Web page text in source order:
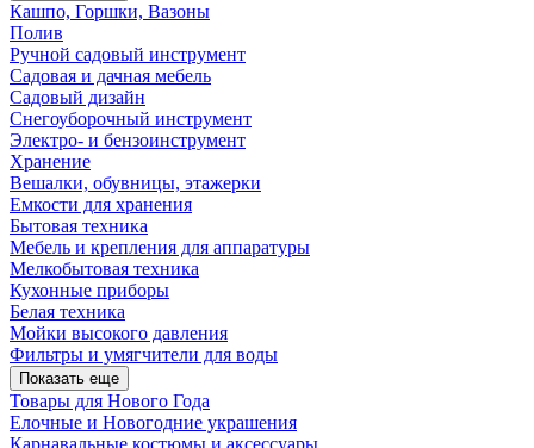
Кашпо, Горшки, Вазоны
Полив
Ручной садовый инструмент
Садовая и дачная мебель
Садовый дизайн
Снегоуборочный инструмент
Электро- и бензоинструмент
Хранение
Вешалки, обувницы, этажерки
Емкости для хранения
Бытовая техника
Мебель и крепления для аппаратуры
Мелкобытовая техника
Кухонные приборы
Белая техника
Мойки высокого давления
Фильтры и умягчители для воды
Показать еще
Товары для Нового Года
Елочные и Новогодние украшения
Карнавальные костюмы и аксессуары